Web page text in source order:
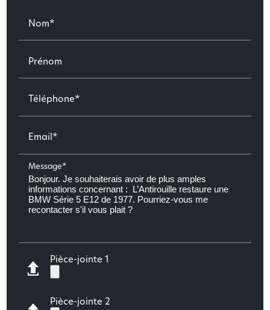
Nom*
Prénom
Téléphone*
Email*
Message*
Pièce-jointe 1
Pièce-jointe 2